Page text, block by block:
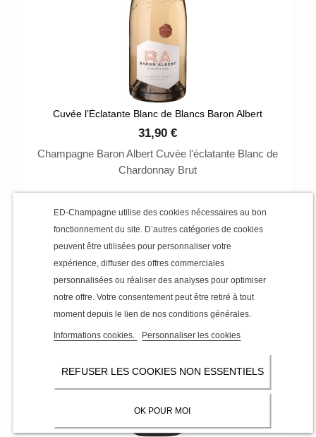
Cuvée l’Éclatante Blanc de Blancs Baron Albert
31,90 €
Champagne Baron Albert Cuvée l'éclatante Blanc de
Chardonnay Brut
ED-Champagne utilise des cookies nécessaires au bon
fonctionnement du site. D’autres catégories de cookies
peuvent être utilisées pour personnaliser votre
expérience, diffuser des offres commerciales
personnalisées ou réaliser des analyses pour optimiser
notre offre. Votre consentement peut être retiré à tout
moment depuis le lien de nos conditions générales.
Informations cookies. Personnaliser les cookies
REFUSER LES COOKIES NON ESSENTIELS
OK POUR MOI